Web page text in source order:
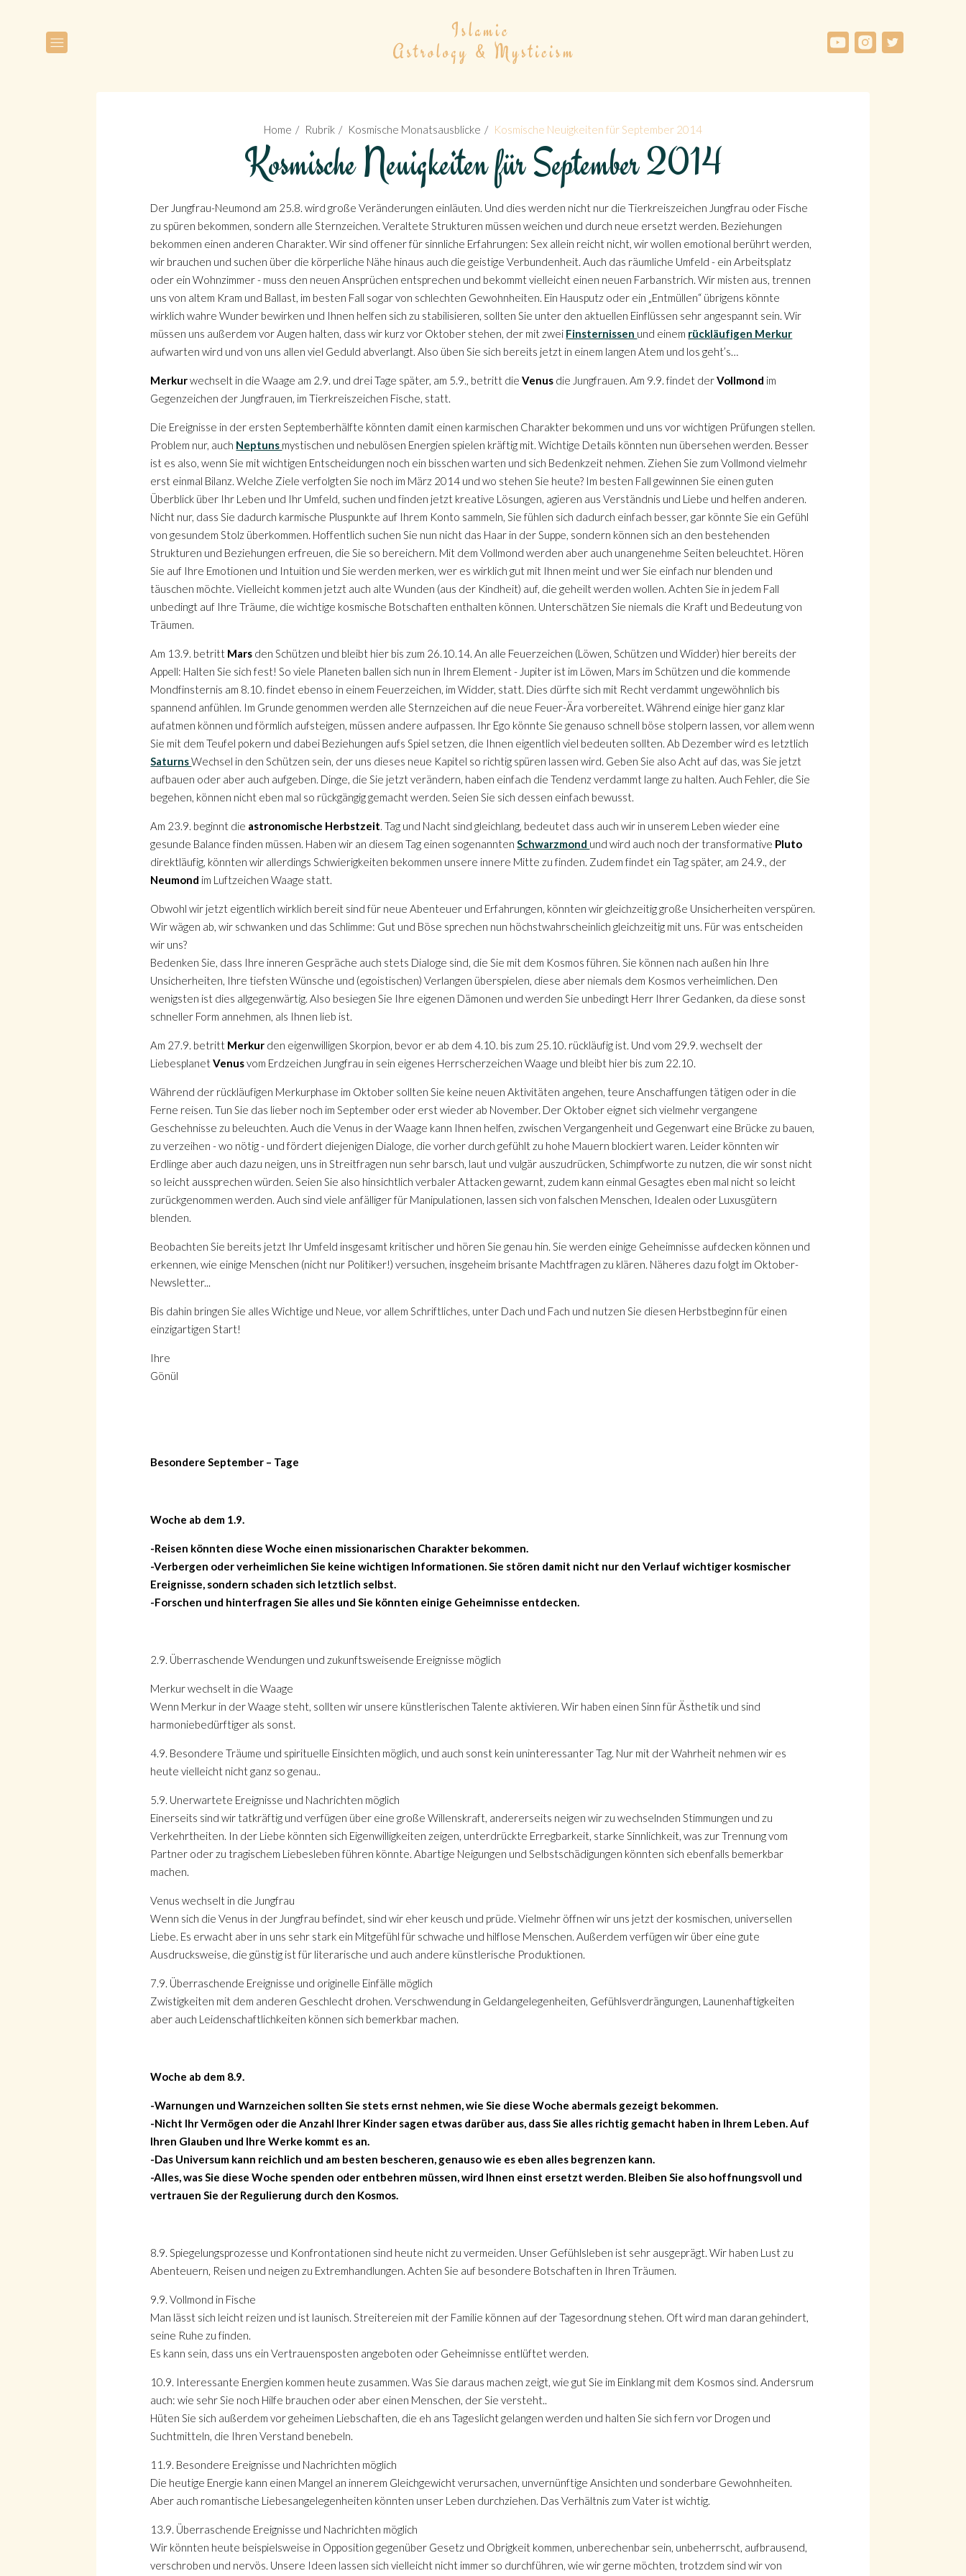
Home Rubrik Kosmische Monatsausblicke Kosmische Neuigkeiten für September 2014
Kosmische Neuigkeiten für September 2014
Der Jungfrau-Neumond am 25.8. wird große Veränderungen einläuten. Und dies werden nicht nur die Tierkreiszeichen Jungfrau oder Fische
zu spüren bekommen, sondern alle Sternzeichen. Veraltete Strukturen müssen weichen und durch neue ersetzt werden. Beziehungen
bekommen einen anderen Charakter. Wir sind offener für sinnliche Erfahrungen: Sex allein reicht nicht, wir wollen emotional berührt werden,
wir brauchen und suchen über die körperliche Nähe hinaus auch die geistige Verbundenheit. Auch das räumliche Umfeld - ein Arbeitsplatz
oder ein Wohnzimmer - muss den neuen Ansprüchen entsprechen und bekommt vielleicht einen neuen Farbanstrich. Wir misten aus, trennen
uns von altem Kram und Ballast, im besten Fall sogar von schlechten Gewohnheiten. Ein Hausputz oder ein „Entmüllen“ übrigens könnte
wirklich wahre Wunder bewirken und Ihnen helfen sich zu stabilisieren, sollten Sie unter den aktuellen Einflüssen sehr angespannt sein. Wir
müssen uns außerdem vor Augen halten, dass wir kurz vor Oktober stehen, der mit zwei Finsternissen und einem rückläufigen Merkur
aufwarten wird und von uns allen viel Geduld abverlangt. Also üben Sie sich bereits jetzt in einem langen Atem und los geht’s…
Merkurwechselt in die Waage am 2.9. und drei Tage später, am 5.9., betritt dieVenus die Jungfrauen. Am 9.9. findet derVollmond im
Gegenzeichen der Jungfrauen, im Tierkreiszeichen Fische, statt.
Die Ereignisse in der ersten Septemberhälfte könnten damit einen karmischen Charakter bekommen und uns vor wichtigen Prüfungen stellen.
Problem nur, auch Neptuns mystischen und nebulösen Energien spielen kräftig mit. Wichtige Details könnten nun übersehen werden. Besser
ist es also, wenn Sie mit wichtigen Entscheidungen noch ein bisschen warten und sich Bedenkzeit nehmen. Ziehen Sie zum Vollmond vielmehr
erst einmal Bilanz. Welche Ziele verfolgten Sie noch im März 2014 und wo stehen Sie heute? Im besten Fall gewinnen Sie einen guten
Überblick über Ihr Leben und Ihr Umfeld, suchen und finden jetzt kreative Lösungen, agieren aus Verständnis und Liebe und helfen anderen.
Nicht nur, dass Sie dadurch karmische Pluspunkte auf Ihrem Konto sammeln, Sie fühlen sich dadurch einfach besser, gar könnte Sie ein Gefühl
von gesundem Stolz überkommen. Hoffentlich suchen Sie nun nicht das Haar in der Suppe, sondern können sich an den bestehenden
Strukturen und Beziehungen erfreuen, die Sie so bereichern. Mit dem Vollmond werden aber auch unangenehme Seiten beleuchtet. Hören
Sie auf Ihre Emotionen und Intuition und Sie werden merken, wer es wirklich gut mit Ihnen meint und wer Sie einfach nur blenden und
täuschen möchte. Vielleicht kommen jetzt auch alte Wunden (aus der Kindheit) auf, die geheilt werden wollen. Achten Sie in jedem Fall
unbedingt auf Ihre Träume, die wichtige kosmische Botschaften enthalten können. Unterschätzen Sie niemals die Kraft und Bedeutung von
Träumen.
Am 13.9. betritt Mars den Schützen und bleibt hier bis zum 26.10.14. An alle Feuerzeichen (Löwen, Schützen und Widder) hier bereits der
Appell: Halten Sie sich fest! So viele Planeten ballen sich nun in Ihrem Element - Jupiter ist im Löwen, Mars im Schützen und die kommende
Mondfinsternis am 8.10. findet ebenso in einem Feuerzeichen, im Widder, statt. Dies dürfte sich mit Recht verdammt ungewöhnlich bis
spannend anfühlen. Im Grunde genommen werden alle Sternzeichen auf die neue Feuer-Ära vorbereitet. Während einige hier ganz klar
aufatmen können und förmlich aufsteigen, müssen andere aufpassen. Ihr Ego könnte Sie genauso schnell böse stolpern lassen, vor allem wenn
Sie mit dem Teufel pokern und dabei Beziehungen aufs Spiel setzen, die Ihnen eigentlich viel bedeuten sollten. Ab Dezember wird es letztlich
SaturnsWechsel in den Schützen sein, der uns dieses neue Kapitel so richtig spüren lassen wird. Geben Sie also Acht auf das, was Sie jetzt
aufbauen oder aber auch aufgeben. Dinge, die Sie jetzt verändern, haben einfach die Tendenz verdammt lange zu halten. Auch Fehler, die Sie
begehen, können nicht eben mal so rückgängig gemacht werden. Seien Sie sich dessen einfach bewusst.
Am 23.9. beginnt die astronomische Herbstzeit. Tag und Nacht sind gleichlang, bedeutet dass auch wir in unserem Leben wieder eine
gesunde Balance finden müssen. Haben wir an diesem Tag einen sogenanntenSchwarzmond und wird auch noch der transformative Pluto
direktläufig, könnten wir allerdings Schwierigkeiten bekommen unsere innere Mitte zu finden. Zudem findet ein Tag später, am 24.9., der
Neumond im Luftzeichen Waage statt.
Obwohl wir jetzt eigentlich wirklich bereit sind für neue Abenteuer und Erfahrungen, könnten wir gleichzeitig große Unsicherheiten verspüren.
Wir wägen ab, wir schwanken und das Schlimme: Gut und Böse sprechen nun höchstwahrscheinlich gleichzeitig mit uns. Für was entscheiden
wir uns?
Bedenken Sie, dass Ihre inneren Gespräche auch stets Dialoge sind, die Sie mit dem Kosmos führen. Sie können nach außen hin Ihre
Unsicherheiten, Ihre tiefsten Wünsche und (egoistischen) Verlangen überspielen, diese aber niemals dem Kosmos verheimlichen. Den
wenigsten ist dies allgegenwärtig. Also besiegen Sie Ihre eigenen Dämonen und werden Sie unbedingt Herr Ihrer Gedanken, da diese sonst
schneller Form annehmen, als Ihnen lieb ist.
Am 27.9. betritt Merkur den eigenwilligen Skorpion, bevor er ab dem 4.10. bis zum 25.10. rückläufig ist. Und vom 29.9. wechselt der
LiebesplanetVenusvom Erdzeichen Jungfrau in sein eigenes Herrscherzeichen Waage und bleibt hier bis zum 22.10.
Während der rückläufigen Merkurphase im Oktober sollten Sie keine neuen Aktivitäten angehen, teure Anschaffungen tätigen oder in die
Ferne reisen. Tun Sie das lieber noch im September oder erst wieder ab November. Der Oktober eignet sich vielmehr vergangene
Geschehnisse zu beleuchten. Auch die Venus in der Waage kann Ihnen helfen, zwischen Vergangenheit und Gegenwart eine Brücke zu bauen,
zu verzeihen - wo nötig - und fördert diejenigen Dialoge, die vorher durch gefühlt zu hohe Mauern blockiert waren. Leider könnten wir
Erdlinge aber auch dazu neigen, uns in Streitfragen nun sehr barsch, laut und vulgär auszudrücken, Schimpfworte zu nutzen, die wir sonst nicht
so leicht aussprechen würden. Seien Sie also hinsichtlich verbaler Attacken gewarnt, zudem kann einmal Gesagtes eben mal nicht so leicht
zurückgenommen werden. Auch sind viele anfälliger für Manipulationen, lassen sich von falschen Menschen, Idealen oder Luxusgütern
blenden.
Beobachten Sie bereits jetzt Ihr Umfeld insgesamt kritischer und hören Sie genau hin. Sie werden einige Geheimnisse aufdecken können und
erkennen, wie einige Menschen (nicht nur Politiker!) versuchen, insgeheim brisante Machtfragen zu klären. Näheres dazu folgt im Oktober-
Newsletter...
Bis dahin bringen Sie alles Wichtige und Neue, vor allem Schriftliches, unter Dach und Fach und nutzen Sie diesen Herbstbeginn für einen
einzigartigen Start!
Ihre
Gönül
Besondere September – Tage
Woche ab dem 1.9.
-Reisen könnten diese Woche einen missionarischen Charakter bekommen.
-Verbergen oder verheimlichen Sie keine wichtigen Informationen. Sie stören damit nicht nur den Verlauf wichtiger kosmischer
Ereignisse, sondern schaden sich letztlich selbst.
-Forschen und hinterfragen Sie alles und Sie könnten einige Geheimnisse entdecken.
2.9. Überraschende Wendungen und zukunftsweisende Ereignisse möglich
Merkur wechselt in die Waage
Wenn Merkur in der Waage steht, sollten wir unsere künstlerischen Talente aktivieren. Wir haben einen Sinn für Ästhetik und sind
harmoniebedürftiger als sonst.
4.9. Besondere Träume und spirituelle Einsichten möglich, und auch sonst kein uninteressanter Tag. Nur mit der Wahrheit nehmen wir es
heute vielleicht nicht ganz so genau..
5.9. Unerwartete Ereignisse und Nachrichten möglich
Einerseits sind wir tatkräftig und verfügen über eine große Willenskraft, andererseits neigen wir zu wechselnden Stimmungen und zu
Verkehrtheiten. In der Liebe könnten sich Eigenwilligkeiten zeigen, unterdrückte Erregbarkeit, starke Sinnlichkeit, was zur Trennung vom
Partner oder zu tragischem Liebesleben führen könnte. Abartige Neigungen und Selbstschädigungen könnten sich ebenfalls bemerkbar
machen.
Venus wechselt in die Jungfrau
Wenn sich die Venus in der Jungfrau befindet, sind wir eher keusch und prüde. Vielmehr öffnen wir uns jetzt der kosmischen, universellen
Liebe. Es erwacht aber in uns sehr stark ein Mitgefühl für schwache und hilflose Menschen. Außerdem verfügen wir über eine gute
Ausdrucksweise, die günstig ist für literarische und auch andere künstlerische Produktionen.
7.9. Überraschende Ereignisse und originelle Einfälle möglich
Zwistigkeiten mit dem anderen Geschlecht drohen. Verschwendung in Geldangelegenheiten, Gefühlsverdrängungen, Launenhaftigkeiten
aber auch Leidenschaftlichkeiten können sich bemerkbar machen.
Woche ab dem 8.9.
-Warnungen und Warnzeichen sollten Sie stets ernst nehmen, wie Sie diese Woche abermals gezeigt bekommen.
-Nicht Ihr Vermögen oder die Anzahl Ihrer Kinder sagen etwas darüber aus, dass Sie alles richtig gemacht haben in Ihrem Leben. Auf
Ihren Glauben und Ihre Werke kommt es an.
-Das Universum kann reichlich und am besten bescheren, genauso wie es eben alles begrenzen kann.
-Alles, was Sie diese Woche spenden oder entbehren müssen, wird Ihnen einst ersetzt werden. Bleiben Sie also hoffnungsvoll und
vertrauen Sie der Regulierung durch den Kosmos.
8.9. Spiegelungsprozesse und Konfrontationen sind heute nicht zu vermeiden. Unser Gefühlsleben ist sehr ausgeprägt. Wir haben Lust zu
Abenteuern, Reisen und neigen zu Extremhandlungen. Achten Sie auf besondere Botschaften in Ihren Träumen.
9.9. Vollmond in Fische
Man lässt sich leicht reizen und ist launisch. Streitereien mit der Familie können auf der Tagesordnung stehen. Oft wird man daran gehindert,
seine Ruhe zu finden.
Es kann sein, dass uns ein Vertrauensposten angeboten oder Geheimnisse entlüftet werden.
10.9. Interessante Energien kommen heute zusammen. Was Sie daraus machen zeigt, wie gut Sie im Einklang mit dem Kosmos sind. Andersrum
auch: wie sehr Sie noch Hilfe brauchen oder aber einen Menschen, der Sie versteht..
Hüten Sie sich außerdem vor geheimen Liebschaften, die eh ans Tageslicht gelangen werden und halten Sie sich fern vor Drogen und
Suchtmitteln, die Ihren Verstand benebeln.
11.9. Besondere Ereignisse und Nachrichten möglich
Die heutige Energie kann einen Mangel an innerem Gleichgewicht verursachen, unvernünftige Ansichten und sonderbare Gewohnheiten.
Aber auch romantische Liebesangelegenheiten könnten unser Leben durchziehen. Das Verhältnis zum Vater ist wichtig.
13.9. Überraschende Ereignisse und Nachrichten möglich
Wir könnten heute beispielsweise in Opposition gegenüber Gesetz und Obrigkeit kommen, unberechenbar sein, unbeherrscht, aufbrausend,
verschroben und nervös. Unsere Ideen lassen sich vielleicht nicht immer so durchführen, wie wir gerne möchten, trotzdem sind wir von